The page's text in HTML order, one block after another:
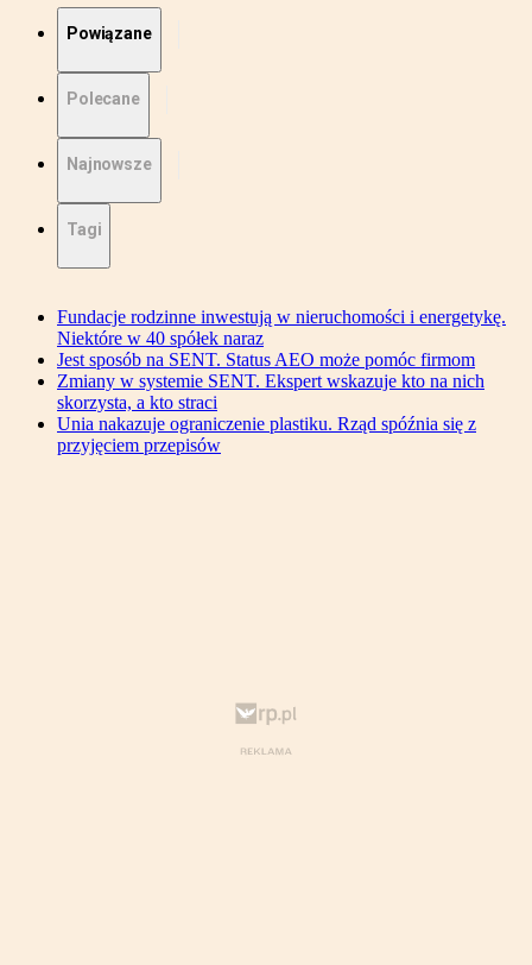
Powiązane
Polecane
Najnowsze
Tagi
Fundacje rodzinne inwestują w nieruchomości i energetykę.
Niektóre w 40 spółek naraz
Jest sposób na SENT. Status AEO może pomóc firmom
Zmiany w systemie SENT. Ekspert wskazuje kto na nich
skorzysta, a kto straci
Unia nakazuje ograniczenie plastiku. Rząd spóźnia się z
przyjęciem przepisów